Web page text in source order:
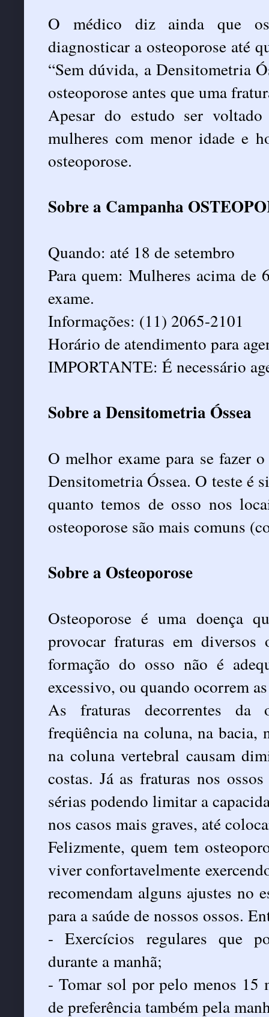
O médico diz ainda que
diagnosticar a osteoporose até
“Sem dúvida, a Densitometria
osteoporose antes que uma
Apesar do estudo ser
mulheres com menor idade e
osteoporose.
Sobre a Campanha
Quando: até 18 de setembro
Para quem: Mulheres acima de
exame.
Informações: (11) 2065-2101
Horário de atendimento para
IMPORTANTE: É necessário
Sobre a Densitometria Óssea
O melhor exame para se fazer
Densitometria Óssea. O teste é
quanto temos de osso nos
osteoporose são mais comuns
Sobre a Osteoporose
Osteoporose é uma doença
provocar fraturas em diversos
formação do osso não é
excessivo, ou quando ocorrem
As fraturas decorrentes da
freqüência na coluna, na bacia,
na coluna vertebral causam
costas. Já as fraturas nos
sérias podendo limitar a
nos casos mais graves, até
Felizmente, quem tem
viver confortavelmente
recomendam alguns ajustes no
para a saúde de nossos ossos.
- Exercícios regulares que
durante a manhã;
- Tomar sol por pelo menos 15
de preferência também pela